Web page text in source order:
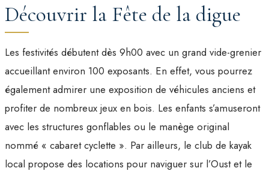
Découvrir la Fête de la digue
Les festivités débutent dès 9h00 avec un grand vide-grenier
accueillant environ 100 exposants. En effet, vous pourrez
également admirer une exposition de véhicules anciens et
profiter de nombreux jeux en bois. Les enfants s’amuseront
avec les structures gonflables ou le manège original
nommé « cabaret cyclette ». Par ailleurs, le club de kayak
local propose des locations pour naviguer sur l’Oust et le